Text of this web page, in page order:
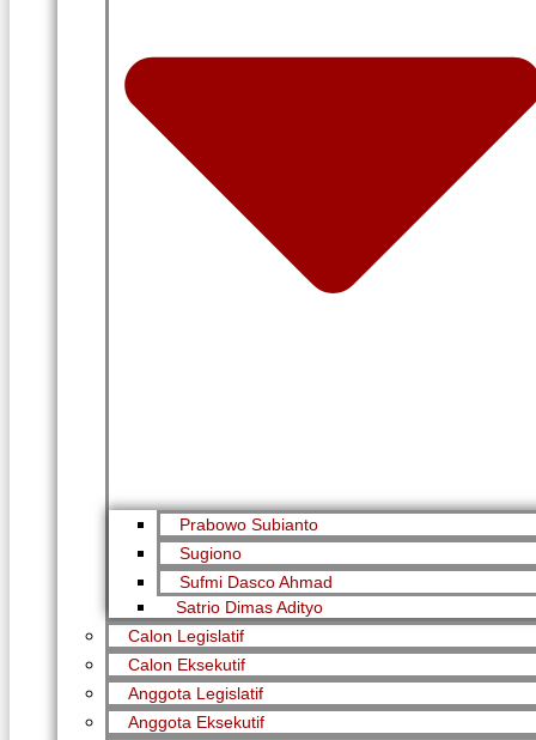
Prabowo Subianto
Sugiono
Sufmi Dasco Ahmad
Satrio Dimas Adityo
Calon Legislatif
Calon Eksekutif
Anggota Legislatif
Anggota Eksekutif